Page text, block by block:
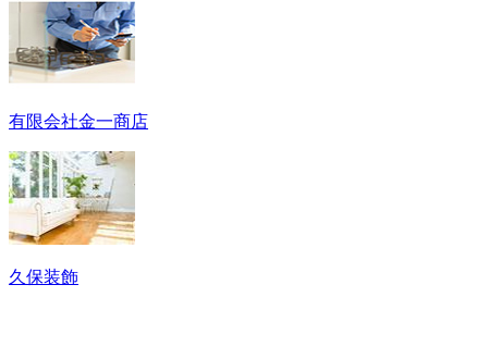
有限会社金一商店
久保装飾